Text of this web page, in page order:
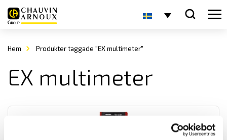
Hem Produkter taggade "EX multimeter"
EX multimeter